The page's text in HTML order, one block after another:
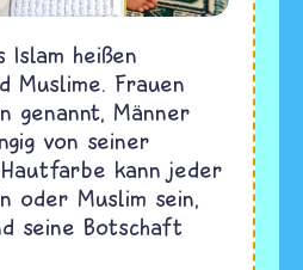
Islam heißen
Muslime. Frauen
genannt, Männer
von seiner
kann jeder
oder Muslim sein,
seine Botschaft